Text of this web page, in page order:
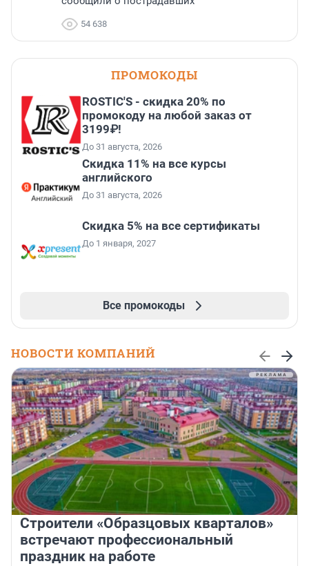
54 638
ПРОМОКОДЫ
ROSTIC'S - скидка 20% по
промокоду на любой заказ от
3199₽!
До 31 августа, 2026
Скидка 11% на все курсы
английского
До 31 августа, 2026
Скидка 5% на все сертификаты
До 1 января, 2027
Все промокоды
НОВОСТИ КОМПАНИЙ
Строители «Образцовых кварталов»
встречают профессиональный
праздник на работе